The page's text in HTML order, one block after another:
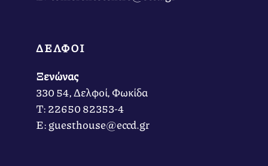
ΔΕΛΦΟΙ
Ξενώνας
330 54, Δελφοί, Φωκίδα
Τ: 22650 82353-4
Ε: guesthouse@eccd.gr